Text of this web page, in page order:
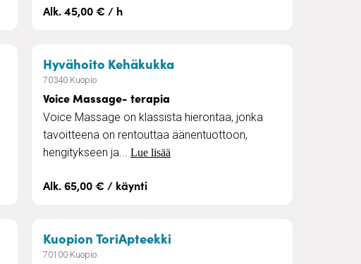
Alk. 45,00 € / h
Hyvähoito Kehäkukka– Voice Massage- terapia
70340 Kuopio
Voice Massage- terapia
Voice Massage on klassista hierontaa, jonka
tavoitteena on rentouttaa äänentuottoon,
hengitykseen ja... Lue lisää
Alk. 65,00 € / käynti
Kuopion ToriApteekki
70100 Kuopio